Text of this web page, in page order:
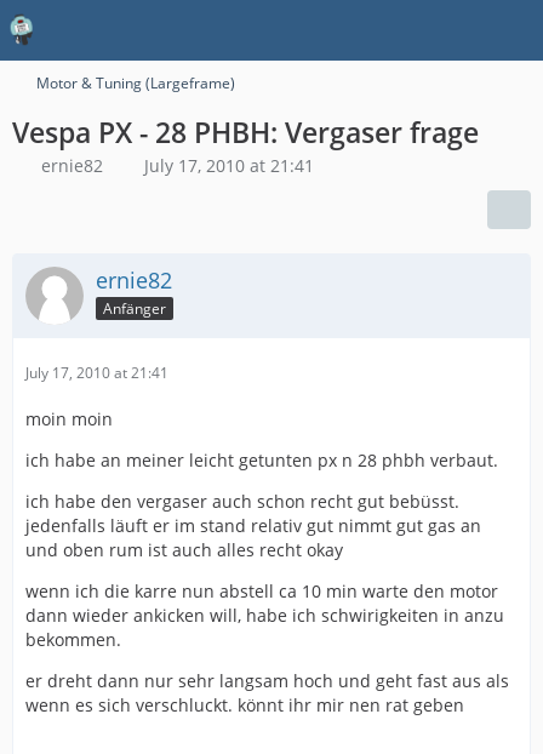
Motor & Tuning (Largeframe)
Vespa PX - 28 PHBH: Vergaser frage
ernie82 July 17, 2010 at 21:41
ernie82
Anfänger
July 17, 2010 at 21:41
moin moin
ich habe an meiner leicht getunten px n 28 phbh verbaut.
ich habe den vergaser auch schon recht gut bebüsst.
jedenfalls läuft er im stand relativ gut nimmt gut gas an
und oben rum ist auch alles recht okay
wenn ich die karre nun abstell ca 10 min warte den motor
dann wieder ankicken will, habe ich schwirigkeiten in anzu
bekommen.
er dreht dann nur sehr langsam hoch und geht fast aus als
wenn es sich verschluckt. könnt ihr mir nen rat geben